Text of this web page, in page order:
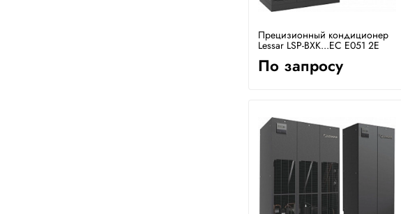
Прецизионный кондиционер
Lessar LSP-BXK...EC E051 2E
По запросу